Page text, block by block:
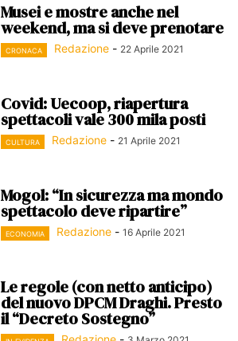
Musei e mostre anche nel
weekend, ma si deve prenotare
CRONACA Redazione - 22 Aprile 2021
Covid: Uecoop, riapertura
spettacoli vale 300 mila posti
CULTURA Redazione - 21 Aprile 2021
Mogol: “In sicurezza ma mondo
spettacolo deve ripartire”
ECONOMIA Redazione - 16 Aprile 2021
Le regole (con netto anticipo)
del nuovo DPCM Draghi. Presto
il “Decreto Sostegno”